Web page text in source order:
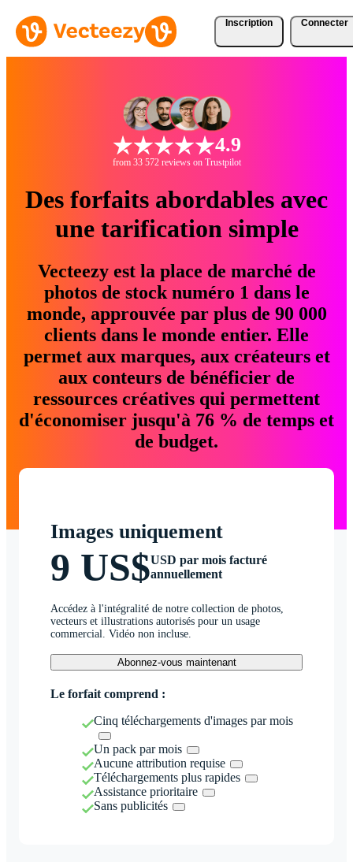
Inscription Connecter
4.9
from 33 572 reviews on Trustpilot
Des forfaits abordables avec
une tarification simple
Vecteezy est la place de marché de
photos de stock numéro 1 dans le
monde, approuvée par plus de 90 000
clients dans le monde entier. Elle
permet aux marques, aux créateurs et
aux conteurs de bénéficier de
ressources créatives qui permettent
d'économiser jusqu'à 76 % de temps et
de budget.
Images uniquement
9 US$USD par mois facturé
annuellement
Accédez à l'intégralité de notre collection de photos,
vecteurs et illustrations autorisés pour un usage
commercial. Vidéo non incluse.
Abonnez-vous maintenant
Le forfait comprend :
Cinq téléchargements d'images par mois
Un pack par mois
Aucune attribution requise
Téléchargements plus rapides
Assistance prioritaire
Sans publicités